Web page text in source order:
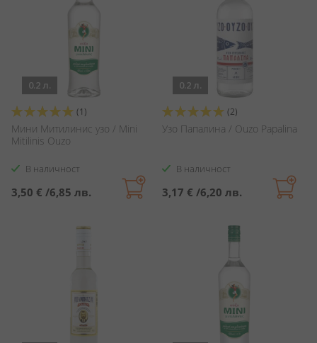
0.2 л.
Оценка:
100%
(1)
Мини Митилинис узо / Mini
Mitilinis Ouzo
В наличност
3,50 € /6,85 лв.
0.2 л.
Оценка:
100%
(2)
Узо Папалина / Ouzo Papalina
В наличност
3,17 € /6,20 лв.